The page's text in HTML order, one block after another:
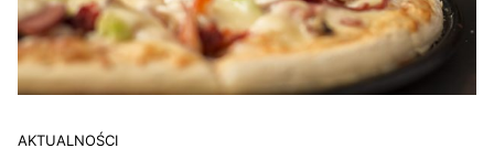
AKTUALNOŚCI